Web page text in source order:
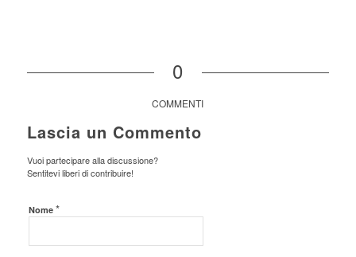
0
COMMENTI
Lascia un Commento
Vuoi partecipare alla discussione?
Sentitevi liberi di contribuire!
Nome *